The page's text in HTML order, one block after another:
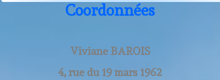
Accueil
Photos▼
Tarifs
Coordonnées
Viviane BAROIS
4, rue du 19 mars 1962